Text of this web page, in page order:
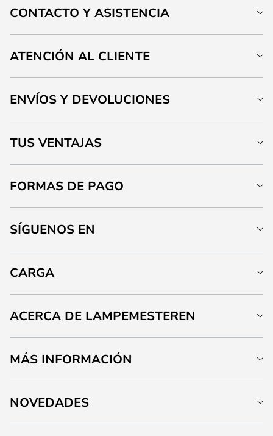
CONTACTO Y ASISTENCIA
ATENCIÓN AL CLIENTE
ENVÍOS Y DEVOLUCIONES
TUS VENTAJAS
FORMAS DE PAGO
SÍGUENOS EN
CARGA
ACERCA DE LAMPEMESTEREN
MÁS INFORMACIÓN
NOVEDADES